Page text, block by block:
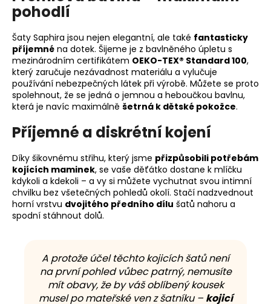
pohodlí
Šaty Saphira jsou nejen elegantní, ale také fantasticky
příjemné na dotek. Šijeme je z bavlněného úpletu s
mezinárodním certifikátem OEKO-TEX® Standard 100,
který zaručuje nezávadnost materiálu a vylučuje
používání nebezpečných látek při výrobě. Můžete se proto
spolehnout, že se jedná o jemnou a heboučkou bavlnu,
která je navíc maximálně šetrná k dětské pokožce.
Příjemné a diskrétní kojení
Díky šikovnému střihu, který jsme přizpůsobili potřebám
kojících maminek, se vaše děťátko dostane k mlíčku
kdykoli a kdekoli – a vy si můžete vychutnat svou intimní
chvilku bez všetečných pohledů okolí. Stačí nadzvednout
horní vrstvu dvojitého předního dílu šatů nahoru a
spodní stáhnout dolů.
A protože účel těchto kojicích šatů není
na první pohled vůbec patrný, nemusíte
mít obavy, že by váš oblíbený kousek
musel po mateřské ven z šatníku – kojicí